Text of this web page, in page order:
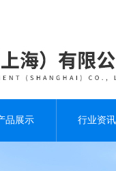
品展示 行业资讯